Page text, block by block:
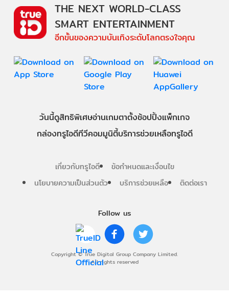
Follow us
Copyright © True Digital Group Company Limited.
All rights reserved
THE NEXT WORLD-CLASS
SMART ENTERTAINMENT
อีกขั้นของความบันเทิงระดับโลกตรงใจคุณ
วันนี้ดูสิทธิพิเศษอ่านเกมตาตั้งช้อปปิ้งแพ็กเกจ
กล่องทรูไอดีทีวีคอมมูนิตี้บริการช่วยเหลือทรูไอดี
เกี่ยวกับทรูไอดี
ข้อกำหนดและเงื่อนไข
นโยบายความเป็นส่วนตัว
บริการช่วยเหลือ ติดต่อเรา